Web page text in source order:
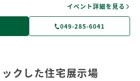
イベント詳細を見る
049-285-6041
クした住宅展示場